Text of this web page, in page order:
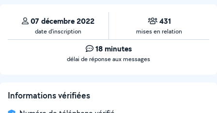
07 décembre 2022
date d’inscription
431
mises en relation
18 minutes
délai de réponse aux messages
Informations vérifiées